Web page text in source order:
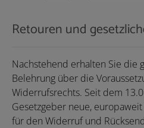
Retouren und
Nachstehend erhalten Sie die
Belehrung über die
Widerrufsrechts. Seit dem
Gesetzgeber neue,
für den Widerruf und